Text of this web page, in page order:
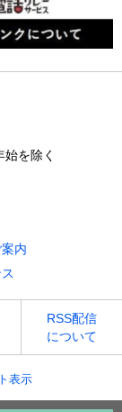
を除く
内
RSS配信
について
表示